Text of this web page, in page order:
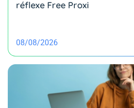
réflexe Free Proxi
08/08/2026